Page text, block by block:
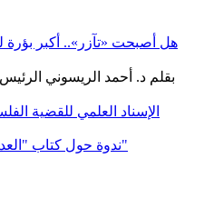
هل أصبحت «تآزر».. أكبر بؤرة
الإسناد العلمي للقضية
ندوة حول كتاب "العدالة الاجتماعية في الإسلام"